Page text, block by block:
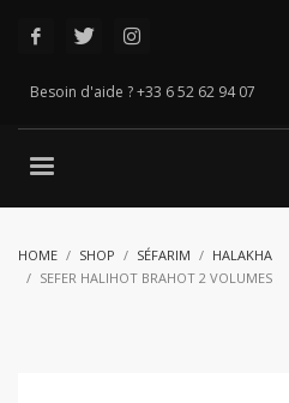
Besoin d'aide ? +33 6 52 62 94 07
HOME SHOP SÉFARIM
HALAKHA
SEFER HALIHOT BRAHOT 2 VOLUMES